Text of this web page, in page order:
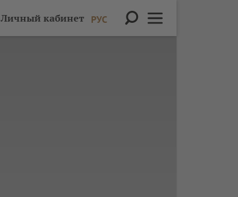
Личный кабинет РУС